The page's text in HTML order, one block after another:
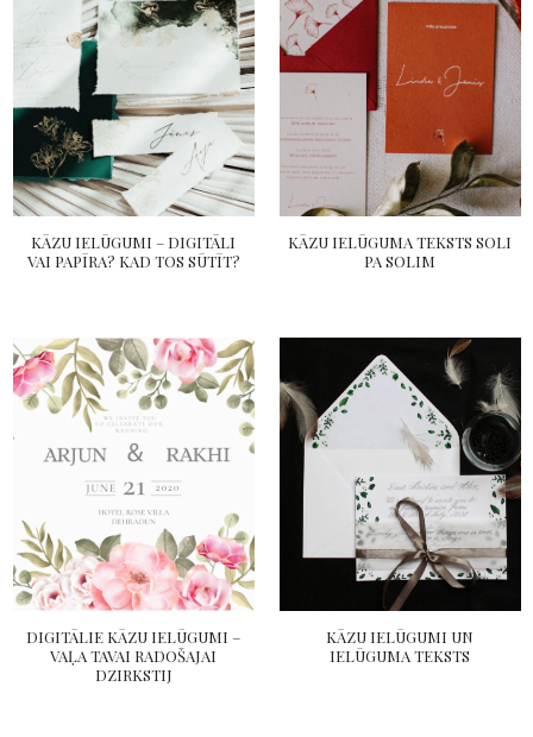
KĀZU IELŪGUMI – DIGITĀLI
VAI PAPĪRA? KAD TOS SŪTĪT?
KĀZU IELŪGUMA TEKSTS SOLI
PA SOLIM
DIGITĀLIE KĀZU IELŪGUMI –
VAĻA TAVAI RADOŠAJAI
DZIRKSTIJ
KĀZU IELŪGUMI UN
IELŪGUMA TEKSTS